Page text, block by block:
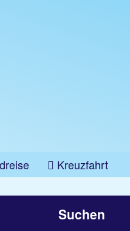
Kreuzfahrt
Suchen